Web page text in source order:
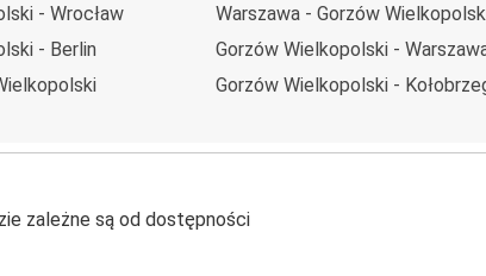
- Wrocław
- Berlin
Warszawa - Gorzów
Gorzów Wielkopolski -
Gorzów Wielkopolski -
zależne są od dostępności